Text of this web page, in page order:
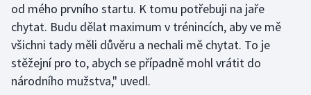
Motorsport
Olympijské hry
Parasport
od mého prvního startu. K tomu potřebuji na jaře
chytat. Budu dělat maximum v trénincích, aby ve mě
všichni tady měli důvěru a nechali mě chytat. To je
stěžejní pro to, abych se případně mohl vrátit do
národního mužstva," uvedl.